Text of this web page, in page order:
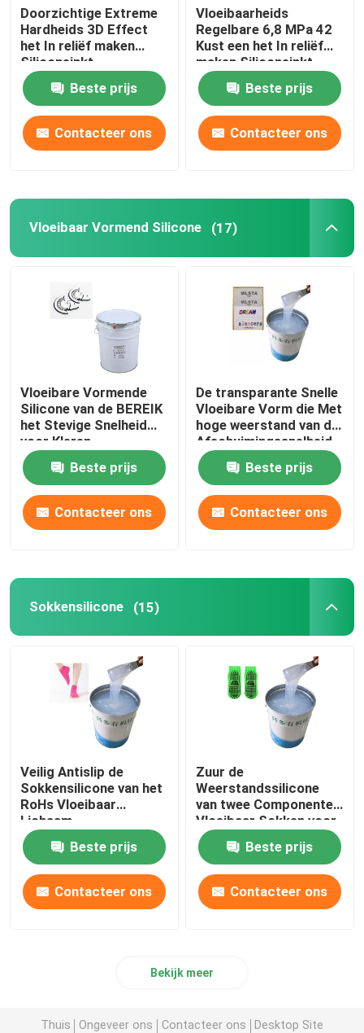
Doorzichtige Extreme
Hardheids 3D Effect
het In reliëf maken
Siliconeinkt
Beste prijs
Contacteer ons
Vloeibaarheids
Regelbare 6,8 MPa 42
Kust een het In reliëf
maken Siliconeinkt
voor Stof
Beste prijs
Contacteer ons
Vloeibaar Vormend Silicone (17)
Vloeibare Vormende
Silicone van de BEREIK
het Stevige Snelheid
voor Kleren
Beste prijs
Contacteer ons
De transparante Snelle
Vloeibare Vorm die Met
hoge weerstand van de
Afschuimingssnelheid
Rubber maken
Beste prijs
Contacteer ons
Sokkensilicone (15)
Veilig Antislip de
Sokkensilicone van het
RoHs Vloeibaar
Lichaam
Beste prijs
Contacteer ons
Zuur de
Weerstandssilicone
van twee Componenten
Vloeibaar Sokken voor
Antislipdeklaag
Beste prijs
Contacteer ons
Bekijk meer
Thuis Ongeveer ons Contacteer ons Desktop Site